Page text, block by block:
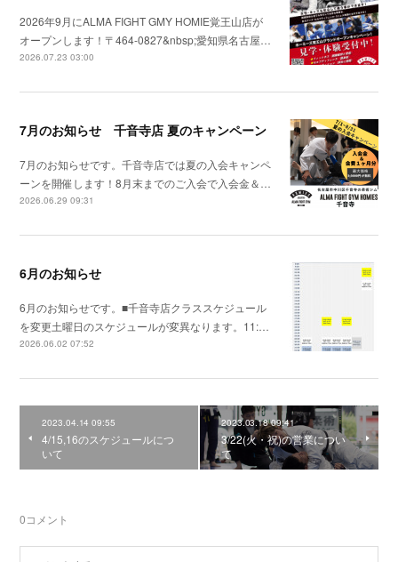
2026年9月にALMA FIGHT GMY HOMIE覚王山店が
オープンします！〒464-0827&nbsp;愛知県名古屋…
2026.07.23 03:00
7月のお知らせ 千音寺店 夏のキャンペーン
7月のお知らせです。千音寺店では夏の入会キャンペ
ーンを開催します！8月末までのご入会で入会金＆…
2026.06.29 09:31
6月のお知らせ
6月のお知らせです。■千音寺店クラススケジュール
を変更土曜日のスケジュールが変異なります。11:…
2026.06.02 07:52
2023.04.14 09:55
4/15,16のスケジュールにつ
いて
2023.03.18 09:41
3/22(火・祝)の営業につい
て
0コメント